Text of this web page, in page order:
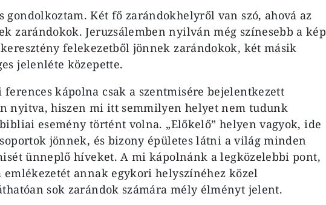
gondolkoztam. Két fő zarándokhelyről van szó, ahová az
zarándokok. Jeruzsálemben nyilván még színesebb a kép
felekezetből jönnek zarándokok, két másik
jelenléte közepette.
kápolna csak a szentmisére bejelentkezett
nyitva, hiszen mi itt semmilyen helyet nem tudunk
esemény történt volna. „Előkelő” helyen vagyok, ide
jönnek, és bizony épületes látni a világ minden
ünneplő híveket. A mi kápolnánk a legközelebbi pont,
emlékezetét annak egykori helyszínéhez közel
sok zarándok számára mély élményt jelent.